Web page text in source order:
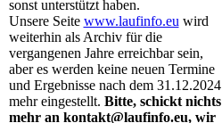
sonst unterstützt haben.
Unsere Seite www.laufinfo.euwird
weiterhin als Archiv für die
vergangenen Jahre erreichbar sein,
aber es werden keine neuen Termine
und Ergebnisse nach dem 31.12.2024
mehr eingestellt. Bitte, schickt nichts
mehr an kontakt@laufinfo.eu, wir